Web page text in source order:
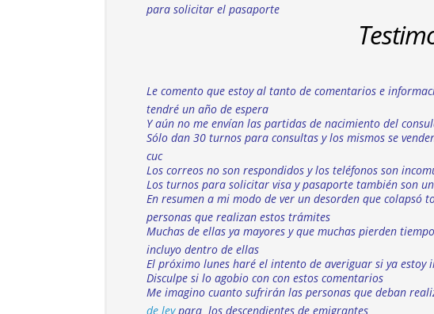
para solicitar el pasaporte
Le comento que estoy al tanto de comentarios e
tendré un año de espera
Y aún no me envían las partidas de nacimiento del
Sólo dan 30 turnos para consultas y los mismos se
cuc
Los correos no son respondidos y los teléfonos son
Los turnos para solicitar visa y pasaporte también son
En resumen a mi modo de ver un desorden que colapsó
personas que realizan estos trámites
Muchas de ellas ya mayores y que muchas pierden
incluyo dentro de ellas
El próximo lunes haré el intento de averiguar si ya estoy
Disculpe si lo agobio con con estos comentarios
Me imagino cuanto sufrirán las personas que deban
de leypara los descendientes de emigrantes